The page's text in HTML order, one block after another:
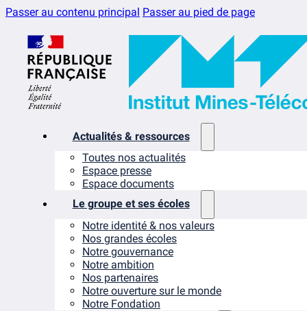
Passer au contenu principal Passer au pied de page
Actualités & ressources
Toutes nos actualités
Espace presse
Espace documents
Le groupe et ses écoles
Notre identité & nos valeurs
Nos grandes écoles
Notre gouvernance
Notre ambition
Nos partenaires
Notre ouverture sur le monde
Notre Fondation